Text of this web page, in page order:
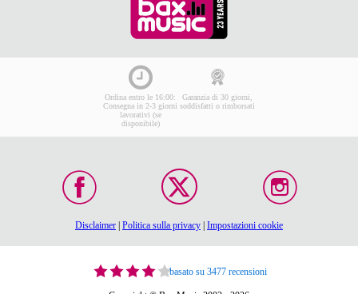
Ordina entro le 16:00:
Consegna in 2-3 giorni
lavorativi (se
disponibile)
Garanzia di 30 giorni,
soddisfatti o rimborsati
Disclaimer Politica sulla privacy Impostazioni cookie
basato su 3477 recensioni